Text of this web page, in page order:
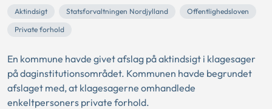
Aktindsigt Statsforvaltningen Nordjylland
Offentlighedsloven
Private forhold
En kommune havde givet afslag på aktindsigt i klagesager
på daginstitutionsområdet. Kommunen havde begrundet
afslaget med, at klagesagerne omhandlede
enkeltpersoners private forhold.